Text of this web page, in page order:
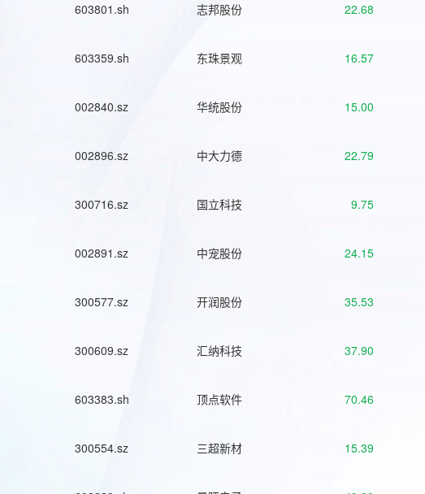
603801.sh 志邦股份 22.68
603359.sh 东珠景观 16.57
002840.sz 华统股份 15.00
002896.sz 中大力德 22.79
300716.sz 国立科技 9.75
002891.sz 中宠股份 24.15
300577.sz 开润股份 35.53
300609.sz 汇纳科技 37.90
603383.sh 顶点软件 70.46
300554.sz 三超新材 15.39